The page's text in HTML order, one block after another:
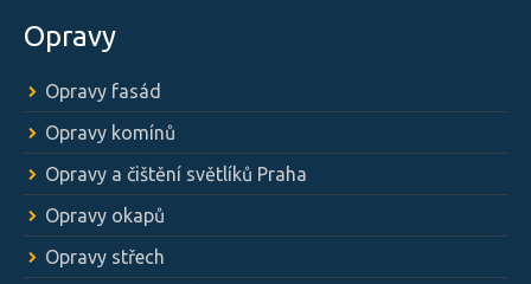
Opravy
Opravy fasád
Opravy komínů
Opravy a čištění světlíků Praha
Opravy okapů
Opravy střech